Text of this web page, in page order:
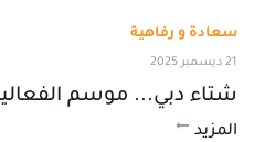
سعادة و رفاهية
21 ديسمبر 2025
شتاء دبي... موسم
المزيد